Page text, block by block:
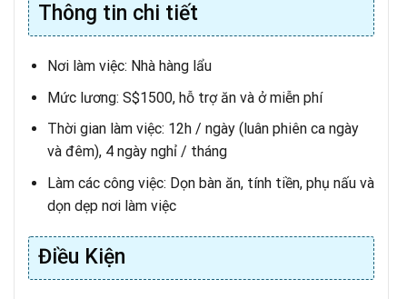
Thông tin chi tiết
Nơi làm việc: Nhà hàng lẩu
Mức lương: S$1500, hỗ trợ ăn và ở miễn phí
Thời gian làm việc: 12h / ngày (luân phiên ca ngày
và đêm), 4 ngày nghỉ / tháng
Làm các công việc: Dọn bàn ăn, tính tiền, phụ nấu và
dọn dẹp nơi làm việc
Điều Kiện